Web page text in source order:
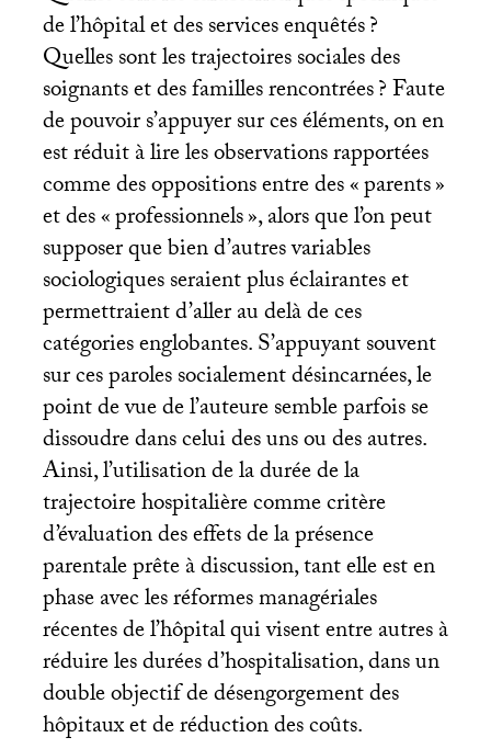
de l’hôpital et des services enquêtés?
Quelles sont les trajectoires sociales des
soignants et des familles rencontrées? Faute
de pouvoir s’appuyer sur ces éléments, on en
est réduit à lire les observations rapportées
comme des oppositions entre des «parents»
et des «professionnels», alors que l’on peut
supposer que bien d’autres variables
sociologiques seraient plus éclairantes et
permettraient d’aller au delà de ces
catégories englobantes. S’appuyant souvent
sur ces paroles socialement désincarnées, le
point de vue de l’auteure semble parfois se
dissoudre dans celui des uns ou des autres.
Ainsi, l’utilisation de la durée de la
trajectoire hospitalière comme critère
d’évaluation des effets de la présence
parentale prête à discussion, tant elle est en
phase avec les réformes managériales
récentes de l’hôpital qui visent entre autres à
réduire les durées d’hospitalisation, dans un
double objectif de désengorgement des
hôpitaux et de réduction des coûts.